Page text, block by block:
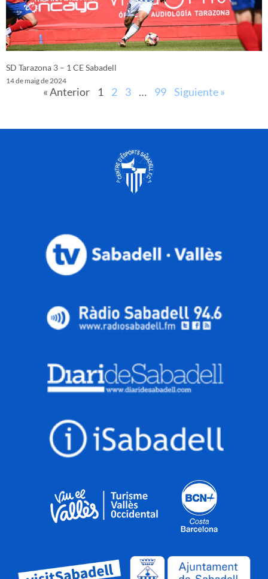
SD Tarazona 3 – 1 CE Sabadell
14 de maig de 2024
« Anterior 1 2 3 … 99 Siguiente »